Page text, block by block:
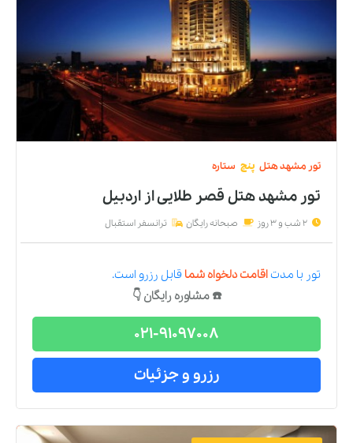
تور مشهدهتل پنج ستاره
تور مشهد هتل قصر طلاییاز اردبیل
2 شب و 3 روز صبحانه رایگان ترانسفر استقبال
تور با مدتاقامت دلخواه شما قابل رزرو است.
☎️ مشاوره رایگان 👇
021-91097008
رزرو و جزئیات